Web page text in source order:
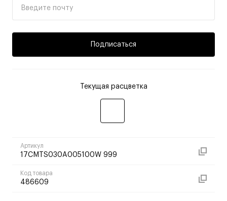
Подписаться
Текущая расцветка
Артикул
17CMTS030A005100W 999
Код товара
486609